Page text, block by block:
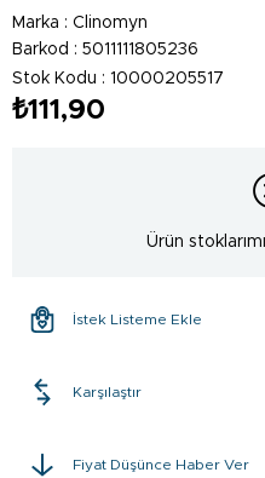
Marka : Clinomyn
Barkod : 5011111805236
Stok Kodu
10000205517
₺111,90
Ürün
İstek Listeme Ekle
Karşılaştır
Fiyat Düşünce Haber Ver